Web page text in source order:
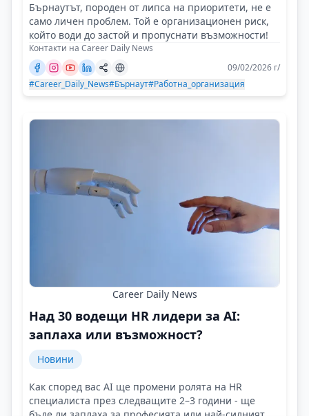
Бърнаутът, породен от липса на приоритети, не е
само личен проблем. Той е организационен риск,
който води до застой и пропуснати възможности!
Контакти на Career Daily News
09/02/2026 г/
#Career_Daily_News#Бърнаут#Работна_организация
Career Daily News
Над 30 водещи HR лидери за AI:
заплаха или възможност?
Новини
Как според вас AI ще промени ролята на HR
специалиста през следващите 2–3 години - ще